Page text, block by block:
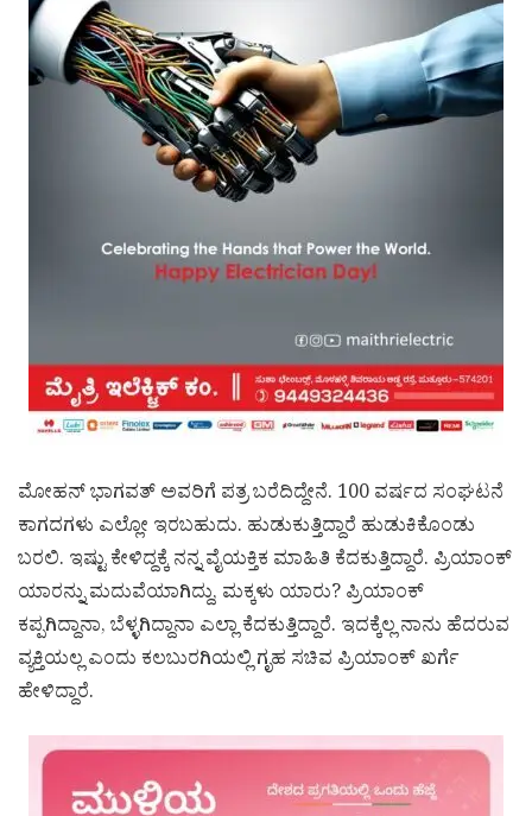
ಮೋಹನ್ ಭಾಗವತ್ ಅವರಿಗೆ ಪತ್ರ ಬರೆದಿದ್ದೇನೆ. 100 ವರ್ಷದ ಸಂಘಟನೆ
ಕಾಗದಗಳು ಎಲ್ಲೋ ಇರಬಹುದು. ಹುಡುಕುತ್ತಿದ್ದಾರೆ ಹುಡುಕಿಕೊಂಡು
ಬರಲಿ. ಇಷ್ಟು ಕೇಳಿದ್ದಕ್ಕೆ ನನ್ನ ವೈಯಕ್ತಿಕ ಮಾಹಿತಿ ಕೆದಕುತ್ತಿದ್ದಾರೆ. ಪ್ರಿಯಾಂಕ್
ಯಾರನ್ನು ಮದುವೆಯಾಗಿದ್ದು, ಮಕ್ಕಳು ಯಾರು? ಪ್ರಿಯಾಂಕ್
ಕಪ್ಪಗಿದ್ದಾನಾ, ಬೆಳ್ಳಗಿದ್ದಾನಾ ಎಲ್ಲಾ ಕೆದಕುತ್ತಿದ್ದಾರೆ. ಇದಕ್ಕೆಲ್ಲ ನಾನು ಹೆದರುವ
ವ್ಯಕ್ತಿಯಲ್ಲ ಎಂದು ಕಲಬುರಗಿಯಲ್ಲಿ ಗೃಹ ಸಚಿವ ಪ್ರಿಯಾಂಕ್ ಖರ್ಗೆ
ಹೇಳಿದ್ದಾರೆ.